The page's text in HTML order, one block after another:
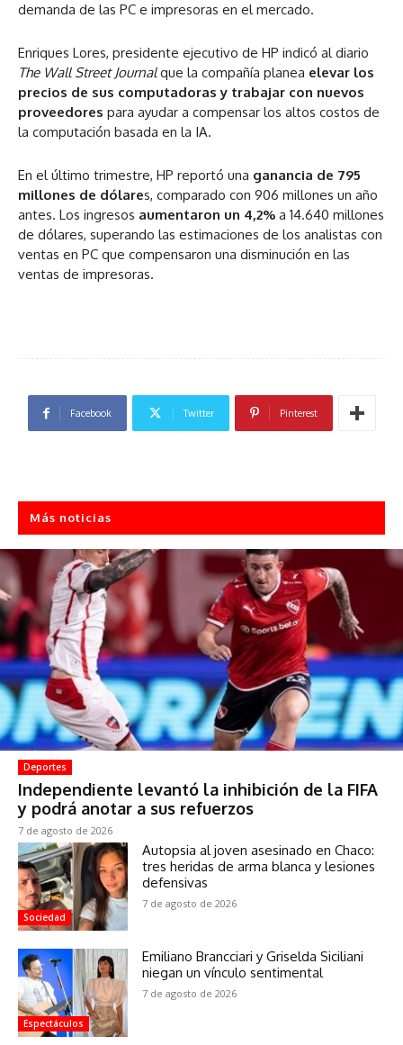
demanda de las PC e impresoras en el mercado.
Enriques Lores, presidente ejecutivo de HP indicó al diario
The Wall Street Journalque la compañía planea elevar los
precios de sus computadoras y trabajar con nuevos
proveedores para ayudar a compensar los altos costos de
la computación basada en la IA.
En el último trimestre, HP reportó una ganancia de 795
millones de dólares, comparado con 906 millones un año
antes. Los ingresos aumentaron un 4,2% a 14.640 millones
de dólares, superando las estimaciones de los analistas con
ventas en PC que compensaron una disminución en las
ventas de impresoras.
Facebook Twitter Pinterest
Más noticias
Deportes
Independiente levantó la inhibición de la FIFA
y podrá anotar a sus refuerzos
7 de agosto de 2026
Sociedad
Autopsia al joven asesinado en Chaco:
tres heridas de arma blanca y lesiones
defensivas
7 de agosto de 2026
Espectáculos
Emiliano Brancciari y Griselda Siciliani
niegan un vínculo sentimental
7 de agosto de 2026